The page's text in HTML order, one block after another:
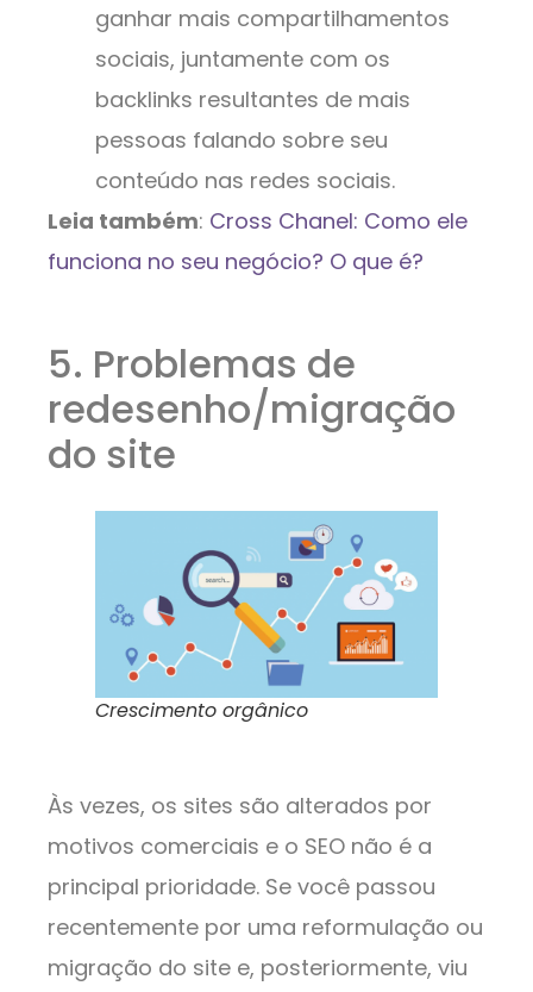
ganhar mais compartilhamentos
sociais, juntamente com os
backlinks resultantes de mais
pessoas falando sobre seu
conteúdo nas redes sociais.
Leia também: Cross Chanel: Como ele
funciona no seu negócio? O que é?
5. Problemas de
redesenho/migração
do site
Crescimento orgânico
Às vezes, os sites são alterados por
motivos comerciais e o SEO não é a
principal prioridade. Se você passou
recentemente por uma reformulação ou
migração do site e, posteriormente, viu